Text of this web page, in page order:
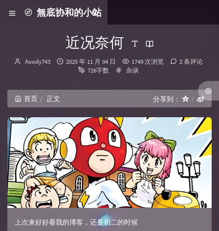
無底协和的小站
近况奈何
博主：
Aoody743 发布时间：
2025 年 11 月 04 日 1749 次浏览
2 条评论
726字数
分类：
杂谈
首页 正文 分享到：
上次来好好看我的博客，还是初二的时候